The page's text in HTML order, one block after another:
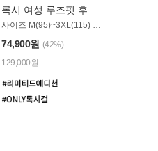
록시 여성 루즈핏 후드 래쉬가드 WT900BRX
사이즈 M(95)~3XL(115) / 롱기장 타입
74,900원 (42%)
129,000원